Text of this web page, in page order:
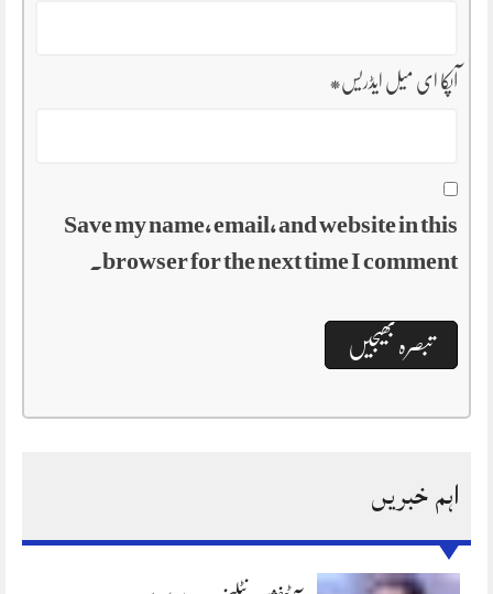
آپکا ای میل ایڈریس*
Save my name, email, and website in this
browser for the next time I comment.
اہم خبریں